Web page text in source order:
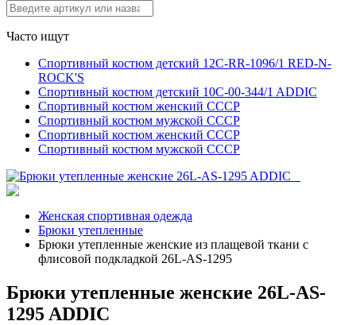
Часто ищут
Спортивный костюм детский 12C-RR-1096/1 RED-N-
ROCK'S
Спортивный костюм детский 10C-00-344/1 ADDIC
Спортивный костюм женский СССР
Спортивный костюм мужской СССР
Спортивный костюм женский СССР
Спортивный костюм мужской СССР
Женская спортивная одежда
Брюки утепленные
Брюки утепленные женские из плащевой ткани с
флисовой подкладкой 26L-AS-1295
Брюки утепленные женские 26L-AS-
1295 ADDIC